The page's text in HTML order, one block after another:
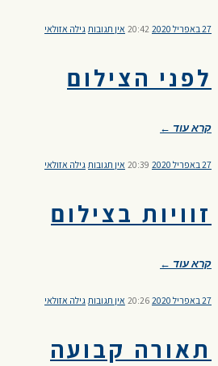
27 באפריל 2020 20:42 אין תגובות גילה אזולאי
לפני הצילום
קרא עוד ←
27 באפריל 2020 20:39 אין תגובות גילה אזולאי
זוויות בצילום
קרא עוד ←
27 באפריל 2020 20:26 אין תגובות גילה אזולאי
תאורה קבועה